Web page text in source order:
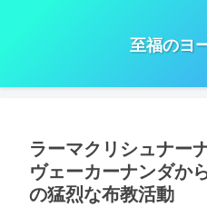
至福のヨ
ラーマクリシュナー
ヴェーカーナンダか
の猛烈な布教活動